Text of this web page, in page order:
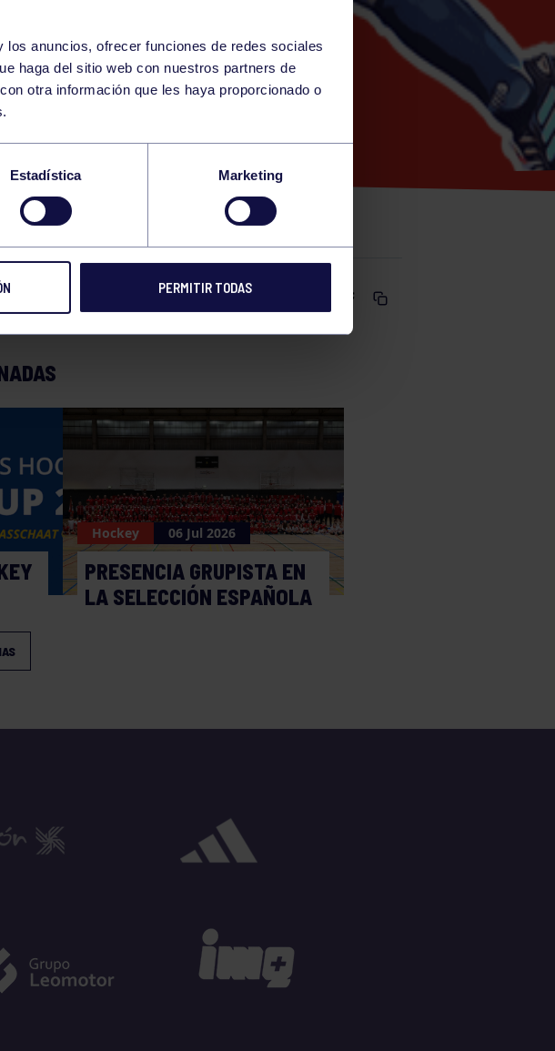
anuncios, ofrecer funciones de redes sociales
haga del sitio web con nuestros partners de
otra información que les haya proporcionado o
Estadística Marketing
PERMITIR TODAS
(CAMPO DE HOCKEY)
–
Comparte
Hockey 06 Jul 2026
PRESENCIA GRUPISTA EN
LA SELECCIÓN ESPAÑOLA